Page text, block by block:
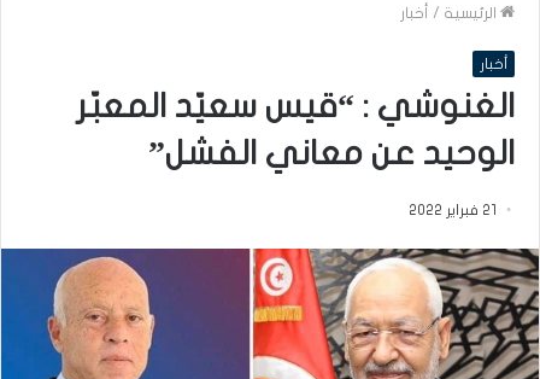
الرئيسية / أخبار
أخبار
الغنوشي : “قيس سعيّد المعبّر
الوحيد عن معاني الفشل”
21 فبراير 2022